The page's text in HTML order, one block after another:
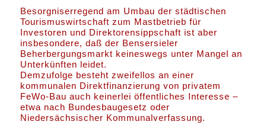
Besorgniserregend am Umbau der städtischen
Tourismuswirtschaft zum Mastbetrieb für
Investoren und Direktorensippschaft ist aber
insbesondere, daß der Bensersieler
Beherbergungsmarkt keineswegs unter Mangel an
Unterkünften leidet.
Demzufolge besteht zweifellos an einer
kommunalen Direktfinanzierung von privatem
FeWo-Bau auch keinerlei öffentliches Interesse –
etwa nach Bundesbaugesetz oder
Niedersächsischer Kommunalverfassung.